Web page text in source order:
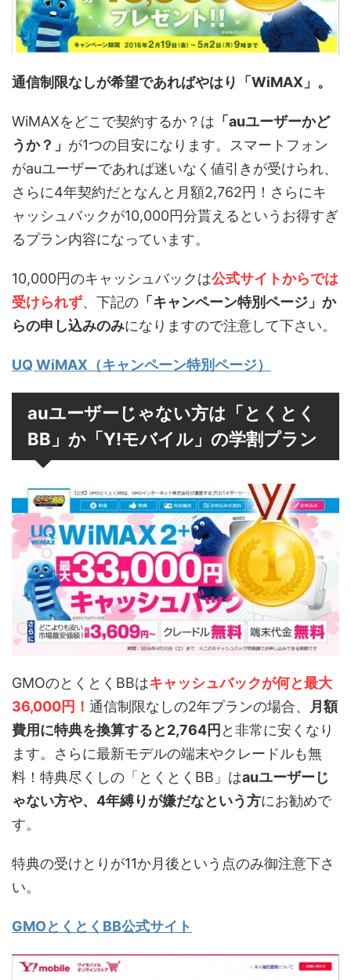
通信制限なしが希望であればやはり「WiMAX」。
WiMAXをどこで契約するか？は 「auユーザーかど
うか？」 が1つの目安になります。スマートフォン
がauユーザーであれば迷いなく値引きが受けられ、
さらに4年契約だとなんと月額2,762円！さらにキ
ャッシュバックが10,000円分貰えるというお得すぎ
るプラン内容になっています。
10,000円のキャッシュバックは公式サイトからでは
受けられず、下記の 「キャンペーン特別ページ」か
らの申し込みのみになりますので注意して下さい。
UQ WiMAX（キャンペーン特別ページ）
auユーザーじゃない方は「とくとく
BB」か「Y!モバイル」の学割プラン
GMOのとくとくBBはキャッシュバックが何と最大
36,000円！ 通信制限なしの2年プランの場合、 月額
費用に特典を換算すると2,764円 と非常に安くなり
ます。さらに最新モデルの端末やクレードルも無
料！特典尽くしの「とくとくBB」はauユーザーじ
ゃない方や、4年縛りが嫌だなという方にお勧めで
す。
特典の受けとりが11か月後という点のみ御注意下さ
い。
GMOとくとくBB公式サイト